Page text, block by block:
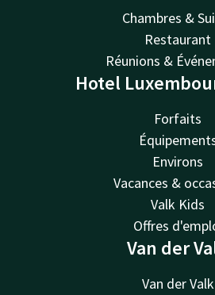
Chambres &
Restaurant
Réunions &
Hotel
Forfaits
Environs
Vacances &
Valk Kids
Offres
Van der
Van der Valk